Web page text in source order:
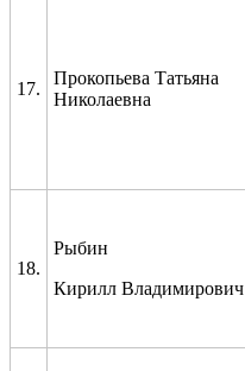
17.
Прокопьева Татьяна
Николаевна
18.
Рыбин
Кирилл Владимирович